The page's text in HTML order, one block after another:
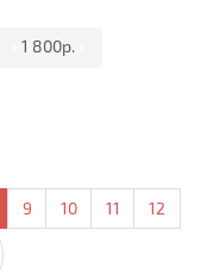
1 800р.
9 10 11 12